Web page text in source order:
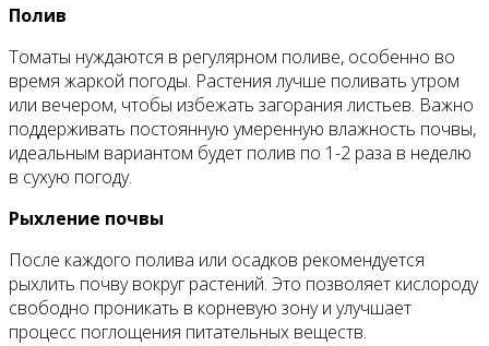
Полив
Томаты нуждаются в регулярном поливе, особенно во
время жаркой погоды. Растения лучше поливать утром
или вечером, чтобы избежать загорания листьев. Важно
поддерживать постоянную умеренную влажность почвы,
идеальным вариантом будет полив по 1-2 раза в неделю
в сухую погоду.
Рыхление почвы
После каждого полива или осадков рекомендуется
рыхлить почву вокруг растений. Это позволяет кислороду
свободно проникать в корневую зону и улучшает
процесс поглощения питательных веществ.